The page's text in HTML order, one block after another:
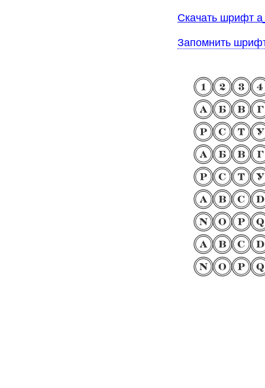
Скачать шрифт
Запомнить